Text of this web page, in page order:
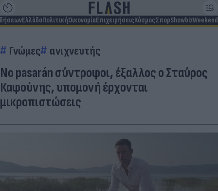
ΕλλάδαΠολιτικήΟικονομίαΕπιχειρήσειςΚόσμοςΣπορShowbizWeekend
Γνώμες ανιχνευτής
No pasarán σύντροφοι, έξαλλος ο Σταύρος
Καφούνης, υπομονή έρχονται
μικροπιστώσεις